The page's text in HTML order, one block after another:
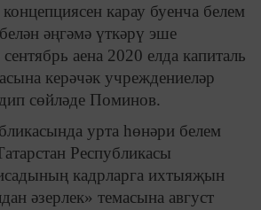
карау буенча белем
әңгәмә үткәрү эше
аена 2020 елда капиталь
керәчәк учреждениеләр
сөйләде Поминов.
урта һөнәри белем
Республикасы
кадрларга ихтыяҗын
әзерлек» темасына август